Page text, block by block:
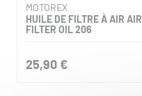
MOTOREX
HUILE DE FILTRE À AIR AIR
FILTER OIL 206
25,90 €